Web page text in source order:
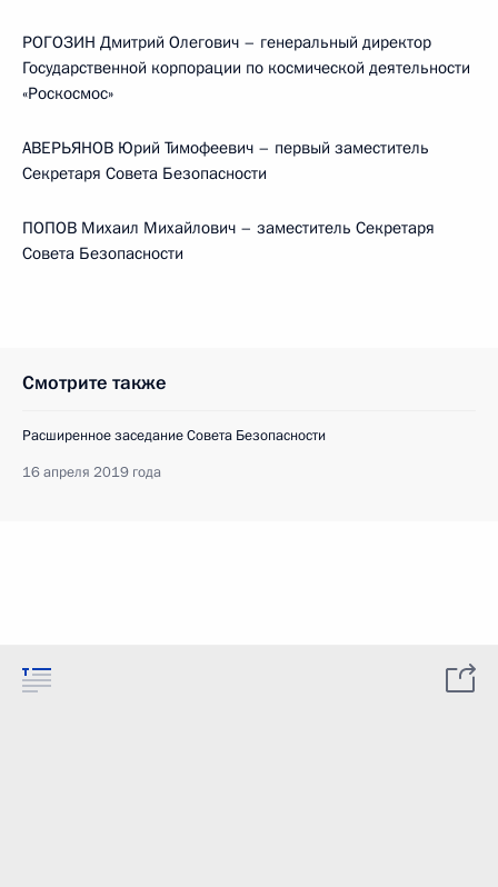
РОГОЗИН Дмитрий Олегович – генеральный директор
Государственной корпорации по космической деятельности
«Роскосмос»
АВЕРЬЯНОВ Юрий Тимофеевич – первый заместитель
Секретаря Совета Безопасности
ПОПОВ Михаил Михайлович – заместитель Секретаря
Совета Безопасности
Смотрите также
Расширенное заседание Совета Безопасности
16 апреля 2019 года